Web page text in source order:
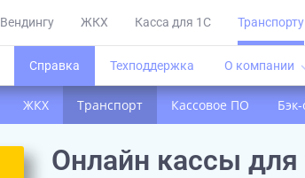
Вендингу ЖКХ Касса для 1С Транспорту
Справка Техподдержка О компании
ЖКХ Транспорт Кассовое ПО
Онлайн кассы для